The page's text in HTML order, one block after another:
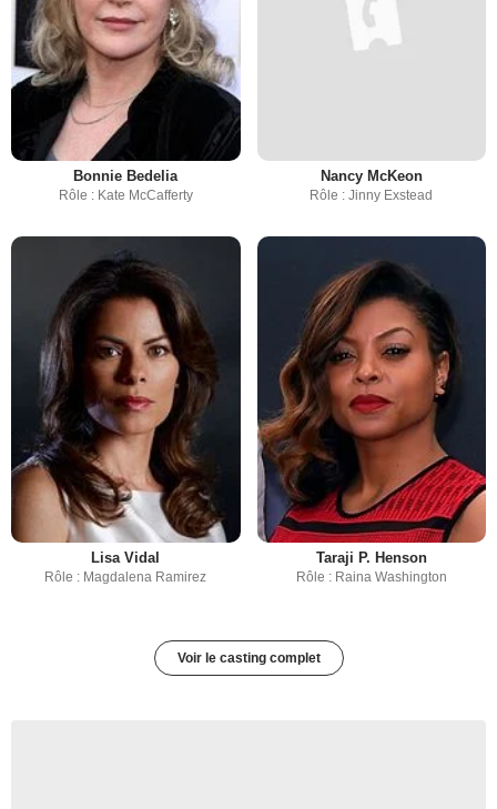
Bonnie Bedelia
Rôle : Kate McCafferty
Nancy McKeon
Rôle : Jinny Exstead
Lisa Vidal
Rôle : Magdalena Ramirez
Taraji P. Henson
Rôle : Raina Washington
Voir le casting complet